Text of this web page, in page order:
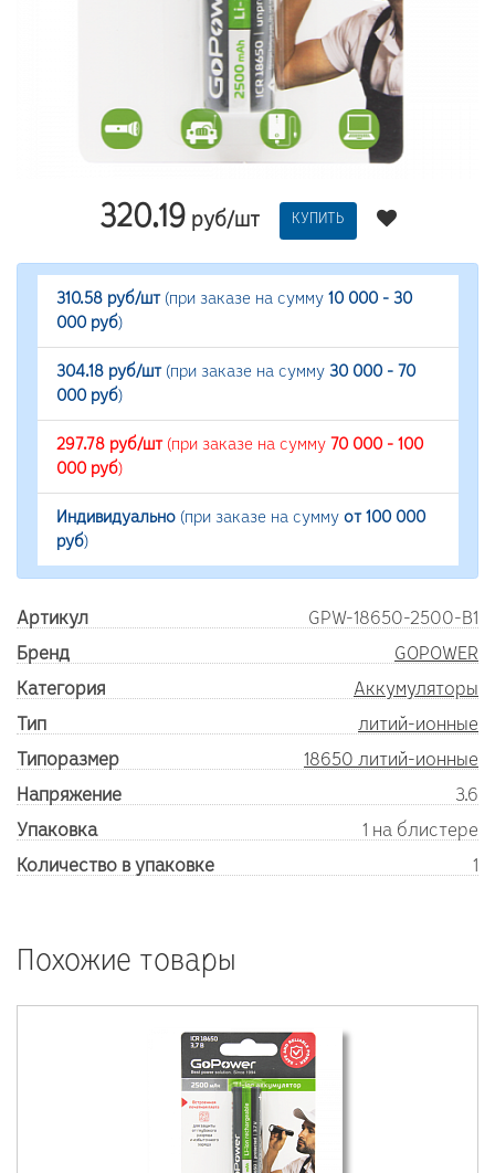
320.19руб/шт КУПИТЬ
310.58 руб/шт(при заказе на сумму 10 000 - 30
000 руб)
304.18 руб/шт(при заказе на сумму 30 000 - 70
000 руб)
297.78 руб/шт(при заказе на сумму 70 000 - 100
000 руб)
Индивидуально (при заказе на сумму от 100 000
руб)
Артикул
GPW-18650-2500-B1
Бренд
GOPOWER
Категория
Аккумуляторы
Тип
литий-ионные
Типоразмер
18650 литий-ионные
Напряжение
3.6
Упаковка
1 на блистере
Количество в упаковке
1
Похожие товары